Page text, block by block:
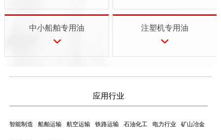
中小船舶专用油 注塑机专用油
应用行业
智能制造 船舶运输 航空运输 铁路运输 石油化工 电力行业 矿山冶金